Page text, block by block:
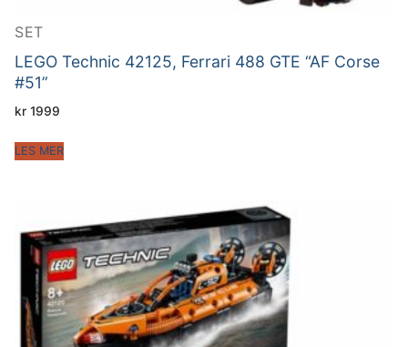
SET
LEGO Technic 42125, Ferrari 488 GTE “AF Corse
#51”
kr 1999
LES MER